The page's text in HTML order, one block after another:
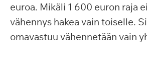
euroa. Mikäli 1 600 euron raja
vähennys hakea vain toiselle.
omavastuu vähennetään vain